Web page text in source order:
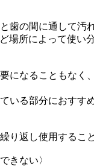
歯の間に通して汚
所によって使い
になることもなく
いる部分におすすめ
り返し使用するこ
きない〉